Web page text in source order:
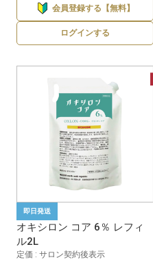
会員登録する【無料】
ログインする
即日発送
オキシロン コア 6％ レフィ
ル2L
定価 : サロン契約後表示